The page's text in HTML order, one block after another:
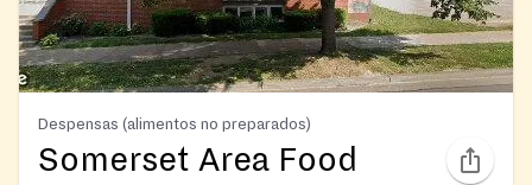
Despensas (alimentos no preparados)
Somerset Area Food